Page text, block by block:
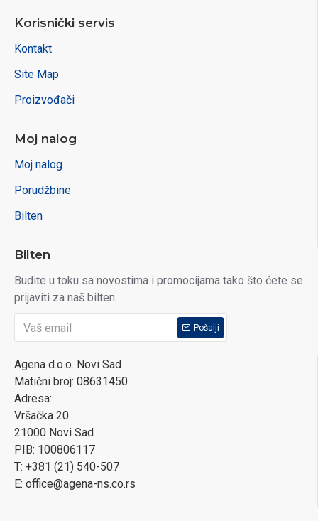
Korisnički servis
Kontakt
Site Map
Proizvođači
Moj nalog
Moj nalog
Porudžbine
Bilten
Bilten
Budite u toku sa novostima i promocijama tako što ćete se
prijaviti za naš bilten
Pošalji
Agena d.o.o. Novi Sad
Matični broj: 08631450
Adresa:
Vršačka 20
21000 Novi Sad
PIB: 100806117
T: +381 (21) 540-507
E: office@agena-ns.co.rs